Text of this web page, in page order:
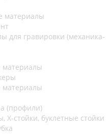
материалы
для гравировки (механика-
материалы
материалы
(профили)
Х-стойки, буклетные стойки